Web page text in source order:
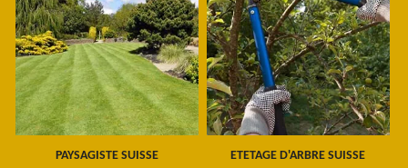
PAYSAGISTE SUISSE ETETAGE D'ARBRE SUISSE